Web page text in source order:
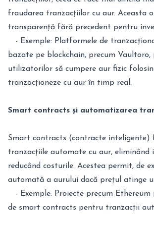
fraudarea tranzacțiilor cu aur. Aceasta
transparență fără precedent pentru
- Exemple: Platformele de
bazate pe blockchain, precum Vaultoro,
utilizatorilor să cumpere aur fizic
tranzacționeze cu aur în timp real.
Smart contracts și automatizarea
Smart contracts (contracte inteligente)
tranzacțiile automate cu aur, eliminând
reducând costurile. Acestea permit, de
automată a aurului dacă prețul atinge
- Exemple: Proiecte precum Ethereum
de smart contracts pentru tranzacții